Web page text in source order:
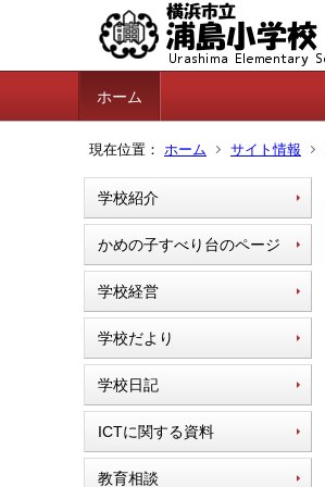
ホーム
現在位置： ホーム サイト情報
学校紹介
かめの子すべり台のページ
学校経営
学校だより
学校日記
ICTに関する資料
教育相談